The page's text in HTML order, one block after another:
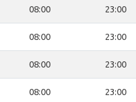
08:00 23:00
08:00 23:00
08:00 23:00
08:00 23:00